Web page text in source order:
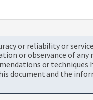
or reliability or
or observance of
or
and the